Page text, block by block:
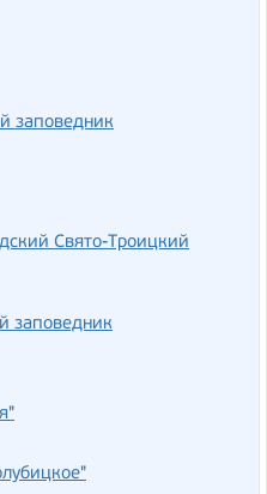
заповедник
Свято-Троицкий
заповедник